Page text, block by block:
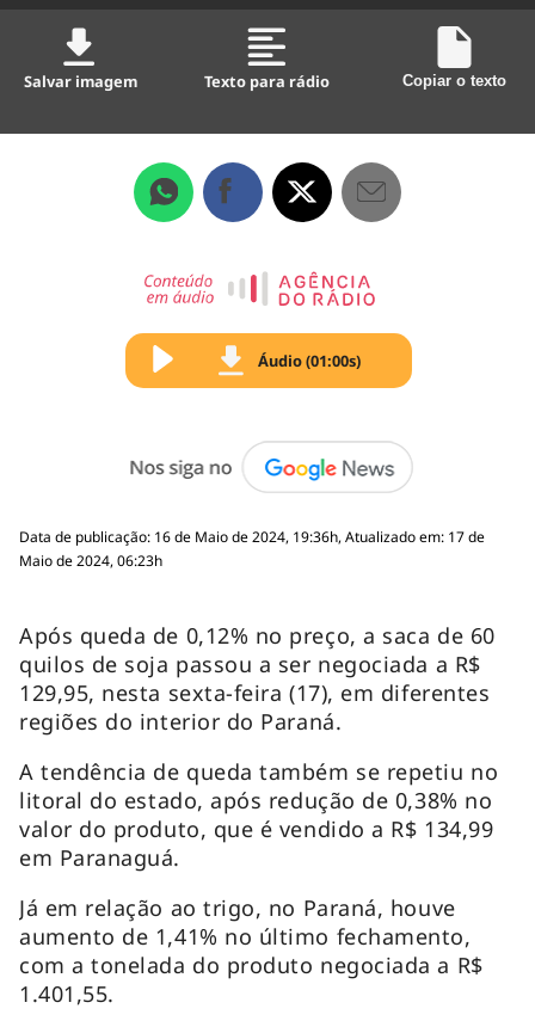
Salvar imagem Texto para rádio Copiar o texto
Áudio (01:00s)
Data de publicação: 16 de Maio de 2024, 19:36h, Atualizado em: 17 de
Maio de 2024, 06:23h
Após queda de 0,12% no preço, a saca de 60
quilos de soja passou a ser negociada a R$
129,95, nesta sexta-feira (17), em diferentes
regiões do interior do Paraná.
A tendência de queda também se repetiu no
litoral do estado, após redução de 0,38% no
valor do produto, que é vendido a R$ 134,99
em Paranaguá.
Já em relação ao trigo, no Paraná, houve
aumento de 1,41% no último fechamento,
com a tonelada do produto negociada a R$
1.401,55.